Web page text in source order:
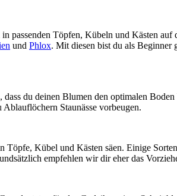
passenden Töpfen, Kübeln und Kästen
und Phlox. Mit diesen bist du als Beginner
du deinen Blumen den optimalen
Staunässe vorbeugen.
Töpfe, Kübel und Kästen säen. Einige
empfehlen wir dir eher das